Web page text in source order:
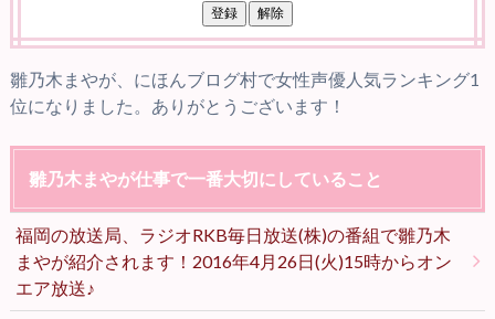
雛乃木まやが、にほんブログ村で女性声優人気ランキング1
位になりました。ありがとうございます！
雛乃木まやが仕事で一番大切にしていること
福岡の放送局、ラジオRKB毎日放送(株)の番組で雛乃木
まやが紹介されます！2016年4月26日(火)15時からオン
エア放送♪